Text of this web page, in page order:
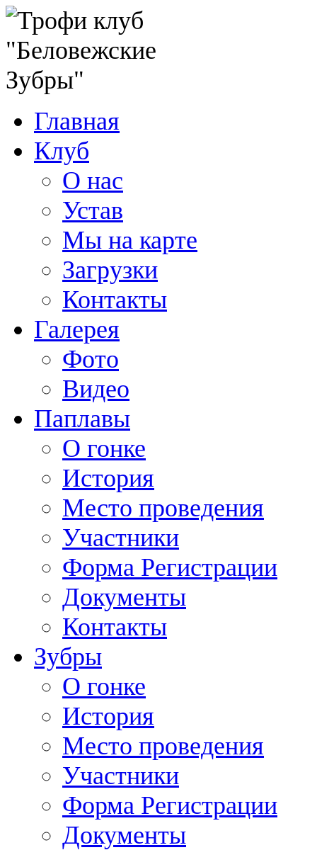
Главная
Клуб
О нас
Устав
Мы на карте
Загрузки
Контакты
Галерея
Фото
Видео
Паплавы
О гонке
История
Место проведения
Участники
Форма Регистрации
Документы
Контакты
Зубры
О гонке
История
Место проведения
Участники
Форма Регистрации
Документы